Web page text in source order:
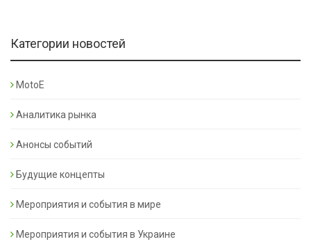
Категории новостей
MotoE
Аналитика рынка
Анонсы событий
Будущие концепты
Мероприятия и события в мире
Мероприятия и события в Украине